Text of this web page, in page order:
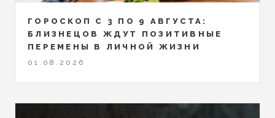
ГОРОСКОП С 3 ПО 9 АВГУСТА:
БЛИЗНЕЦОВ ЖДУТ ПОЗИТИВНЫЕ
ПЕРЕМЕНЫ В ЛИЧНОЙ ЖИЗНИ
01.08.2026